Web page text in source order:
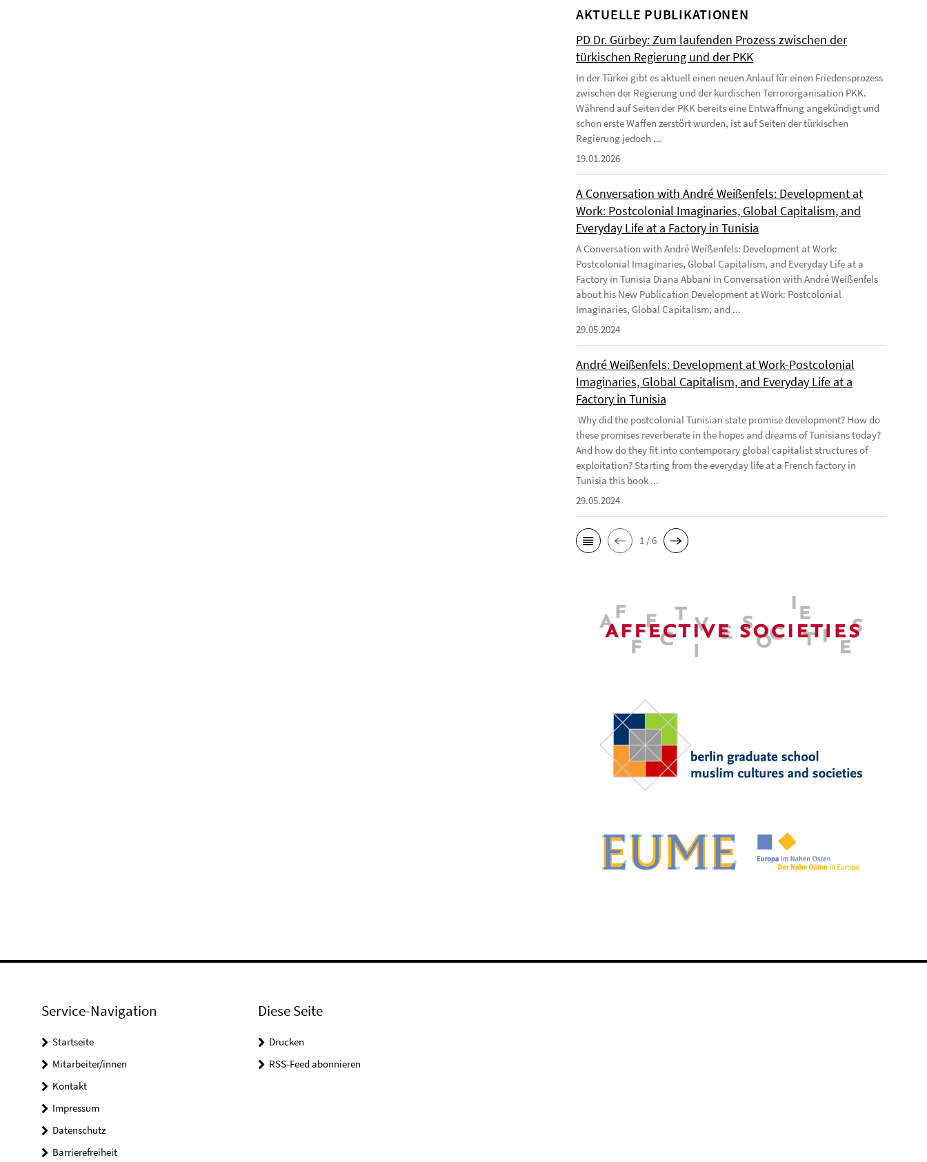
AKTUELLE PUBLIKATIONEN
PD Dr. Gürbey: Zum laufenden Prozess zwischen der
türkischen Regierung und der PKK
In der Türkei gibt es aktuell einen neuen Anlauf für einen Friedensprozess
zwischen der Regierung und der kurdischen Terrororganisation PKK.
Während auf Seiten der PKK bereits eine Entwaffnung angekündigt und
schon erste Waffen zerstört wurden, ist auf Seiten der türkischen
Regierung jedoch ...
19.01.2026
A Conversation with André Weißenfels: Development at
Work: Postcolonial Imaginaries, Global Capitalism, and
Everyday Life at a Factory in Tunisia
A Conversation with André Weißenfels: Development at Work:
Postcolonial Imaginaries, Global Capitalism, and Everyday Life at a
Factory in Tunisia Diana Abbani in Conversation with André Weißenfels
about his New Publication Development at Work: Postcolonial
Imaginaries, Global Capitalism, and ...
29.05.2024
André Weißenfels: Development at Work-Postcolonial
Imaginaries, Global Capitalism, and Everyday Life at a
Factory in Tunisia
Why did the postcolonial Tunisian state promise development? How do
these promises reverberate in the hopes and dreams of Tunisians today?
And how do they fit into contemporary global capitalist structures of
exploitation? Starting from the everyday life at a French factory in
Tunisia this book ...
29.05.2024
1 / 6
Service-Navigation
Startseite
Mitarbeiter/innen
Kontakt
Impressum
Datenschutz
Barrierefreiheit
Diese Seite
Drucken
RSS-Feed abonnieren